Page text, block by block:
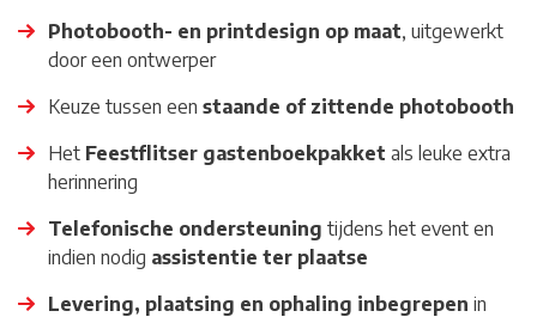
Photobooth- en printdesign op maat, uitgewerkt
door een ontwerper
Keuze tussen een staande of zittende photobooth
Het Feestflitser gastenboekpakket als leuke extra
herinnering
Telefonische ondersteuning tijdens het event en
indien nodig assistentie ter plaatse
Levering, plaatsing en ophaling inbegrepen in